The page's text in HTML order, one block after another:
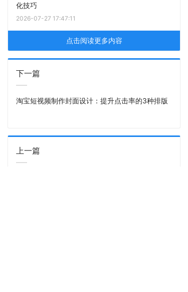
化技巧
2026-07-27 17:47:11
点击阅读更多内容
下一篇
淘宝短视频制作封面设计：提升点击率的3种排版
上一篇